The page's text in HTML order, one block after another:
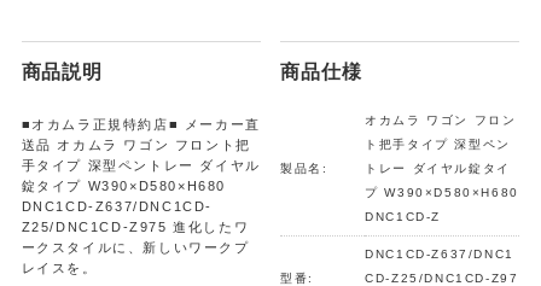
商品説明
■オカムラ正規特約店■ メーカー直
送品 オカムラ ワゴン フロント把
手タイプ 深型ペントレー ダイヤル
錠タイプ W390×D580×H680
DNC1CD-Z637/DNC1CD-
Z25/DNC1CD-Z975 進化したワ
ークスタイルに、新しいワークプ
レイスを。
商品仕様
製品名:
オカムラ ワゴン フロン
ト把手タイプ 深型ペン
トレー ダイヤル錠タイ
プ W390×D580×H680
DNC1CD-Z
型番:
DNC1CD-Z637/DNC1
CD-Z25/DNC1CD-Z97